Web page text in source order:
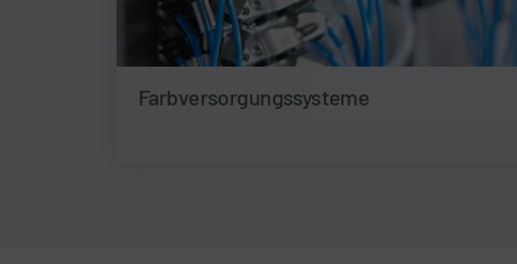
Farbversorgungssysteme